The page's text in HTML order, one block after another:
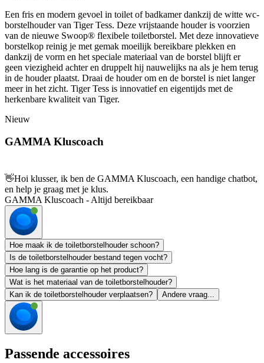
Een fris en modern gevoel in toilet of badkamer dankzij de witte wc-
borstelhouder van Tiger Tess. Deze vrijstaande houder is voorzien
van de nieuwe Swoop® flexibele toiletborstel. Met deze innovatieve
borstelkop reinig je met gemak moeilijk bereikbare plekken en
dankzij de vorm en het speciale materiaal van de borstel blijft er
geen viezigheid achter en druppelt hij nauwelijks na als je hem terug
in de houder plaatst. Draai de houder om en de borstel is niet langer
meer in het zicht. Tiger Tess is innovatief en eigentijds met de
herkenbare kwaliteit van Tiger.
Nieuw
GAMMA Kluscoach
👋Hoi klusser, ik ben de GAMMA Kluscoach, een handige chatbot,
en help je graag met je klus.
GAMMA Kluscoach - Altijd bereikbaar
Hoe maak ik de toiletborstelhouder schoon?
Is de toiletborstelhouder bestand tegen vocht?
Hoe lang is de garantie op het product?
Wat is het materiaal van de toiletborstelhouder?
Kan ik de toiletborstelhouder verplaatsen?
Andere vraag...
Passende accessoires